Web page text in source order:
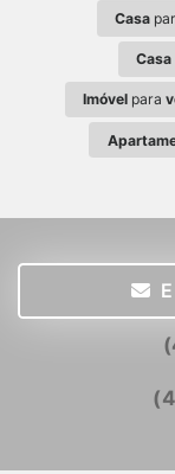
Casa
Casa
Imóvelpara